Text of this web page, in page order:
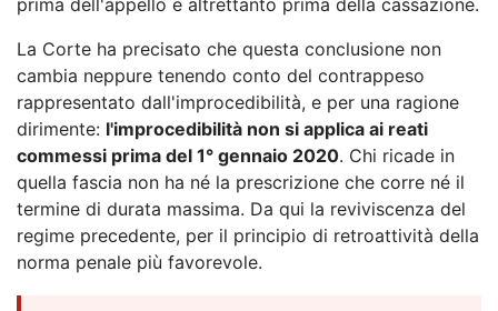
La Corte ha precisato che questa conclusione non
cambia neppure tenendo conto del contrappeso
rappresentato dall'improcedibilità, e per una ragione
dirimente: l'improcedibilità non si applica ai reati
commessi prima del 1° gennaio 2020. Chi ricade in
quella fascia non ha né la prescrizione che corre né il
termine di durata massima. Da qui la reviviscenza del
regime precedente, per il principio di retroattività della
norma penale più favorevole.